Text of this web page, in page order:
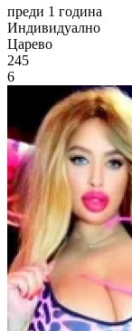
преди 1 година
Индивидуално
Царево
245
6